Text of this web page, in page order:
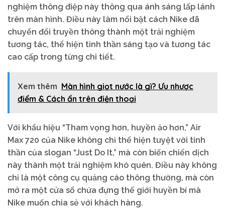
nghiệm thông điệp này thông qua ánh sáng lấp lánh
trên màn hình. Điều này làm nổi bật cách Nike đã
chuyển đổi truyền thông thành một trải nghiệm
tương tác, thể hiện tinh thần sáng tạo và tương tác
cao cấp trong từng chi tiết.
Xem thêm Màn hình giọt nước là gì? Ưu nhược
điểm & Cách ẩn trên điện thoại
Với khẩu hiệu “Tham vọng hơn, huyền ảo hơn,” Air
Max 720 của Nike không chỉ thể hiện tuyệt vời tinh
thần của slogan “Just Do It,” mà còn biến chiến dịch
này thành một trải nghiệm khó quên. Điều này không
chỉ là một công cụ quảng cáo thông thường, mà còn
mở ra một cửa sổ chứa đựng thế giới huyền bí mà
Nike muốn chia sẻ với khách hàng.